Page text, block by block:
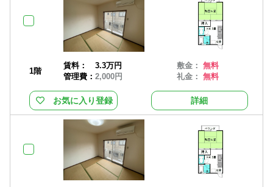
1階
賃料：
3.3万円
管理費： 2,000円
敷金：無料
礼金：無料
お気に入り登録 詳細